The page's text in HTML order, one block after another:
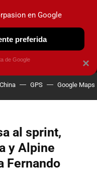
NUEVO
OBSERVATORIO
China GPS Google Maps
al sprint,
y Alpine
Fernando
×
en Google
preferida
de Google